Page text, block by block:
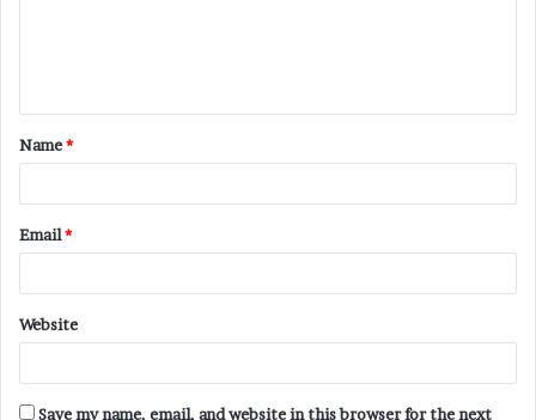
Name*
Email*
Website
Save my name, email, and website in this browser for the next